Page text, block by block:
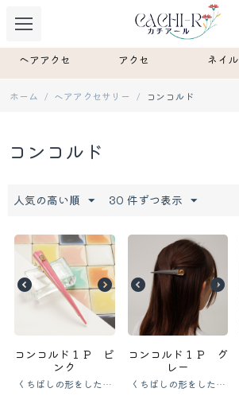
ヘアアクセ アクセ ネイル
ホーム / ヘアアクセサリー / コンコルド
コンコルド
人気の高い順 30 件ずつ表示
コンコルド１Ｐ ピ
ンク
くちばしの形をした使
コンコルド１Ｐ グ
レー
くちばしの形をした使